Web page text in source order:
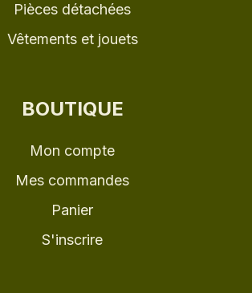
Pièces détachées
Vêtements et jouets
BOUTIQUE
Mon compte
Mes commandes
Panier
S'inscrire